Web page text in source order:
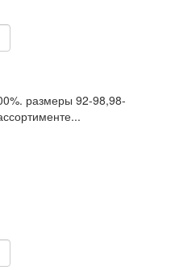
размеры 92-98,98-